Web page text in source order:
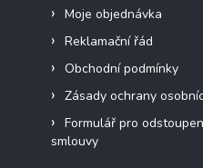
Moje objednávka
Reklamační řád
Obchodní podmínky
Zásady ochrany
Formulář pro
smlouvy